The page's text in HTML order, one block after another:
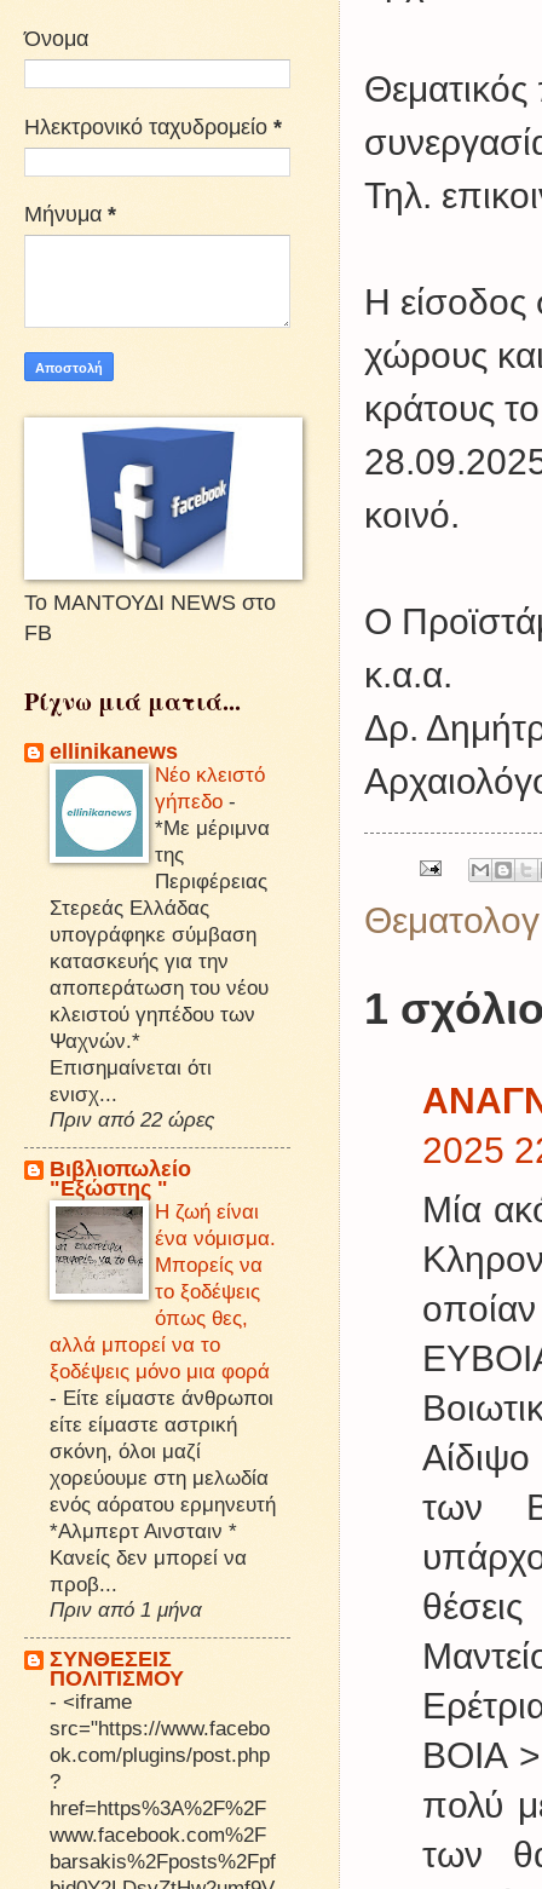
Τηλ.
Η είσοδος
χώρους
κράτους
28.09.2025
κοινό.
Ο
κ.α.α.
Δρ.
1
2025
Μία
των
ΒΟΙΑ
πολύ
των
Όνομα
Ηλεκτρονικό ταχυδρομείο *
Μήνυμα *
Το ΜΑΝΤΟΥΔΙ NEWS στο
FB
Ρίχνω μιά ματιά...
ellinikanews
Νέο κλειστό
γήπεδο -
*Με μέριμνα
της
Περιφέρειας
Στερεάς Ελλάδας
υπογράφηκε σύμβαση
κατασκευής για την
αποπεράτωση του νέου
κλειστού γηπέδου των
Ψαχνών.*
Επισημαίνεται ότι
ενισχ...
Πριν από 22 ώρες
Βιβλιοπωλείο
"Εξώστης "
Η ζωή είναι
ένα νόμισμα.
Μπορείς να
το ξοδέψεις
όπως θες,
αλλά μπορεί να το
ξοδέψεις μόνο μια φορά
- Είτε είμαστε άνθρωποι
είτε είμαστε αστρική
σκόνη, όλοι μαζί
χορεύουμε στη μελωδία
ενός αόρατου ερμηνευτή
*Αλμπερτ Αινσταιν *
Κανείς δεν μπορεί να
προβ...
Πριν από 1 μήνα
ΣΥΝΘΕΣΕΙΣ
ΠΟΛΙΤΙΣΜΟΥ
- <iframe
src="https://www.facebo
ok.com/plugins/post.php
?
href=https%3A%2F%2F
www.facebook.com%2F
barsakis%2Fposts%2Fpf